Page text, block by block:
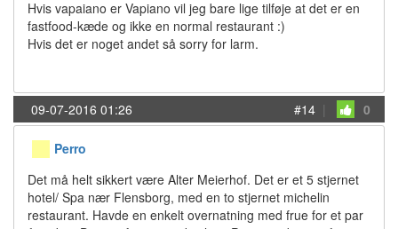
Hvis vapaiano er Vapiano vil jeg bare lige tilføje at det er en
fastfood-kæde og ikke en normal restaurant :)
Hvis det er noget andet så sorry for larm.
09-07-2016 01:26 #14 | 0
Perro
Det må helt sikkert være Alter Meierhof. Det er et 5 stjernet
hotel/ Spa nær Flensborg, med en to stjernet michelin
restaurant. Havde en enkelt overnatning med frue for et par